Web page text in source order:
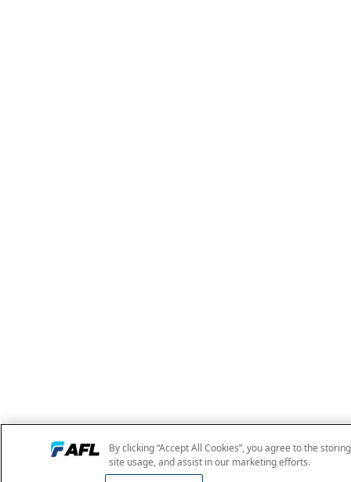
By clicking “Accept All Cookies”, you agree to the
site usage, and assist in our marketing efforts.